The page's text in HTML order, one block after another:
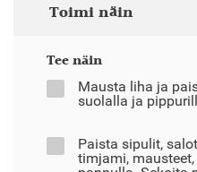
Toimi näin
Tee näin
Mausta liha ja
suolalla ja
Paista sipulit,
timjami,